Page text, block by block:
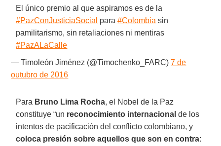
El único premio al que aspiramos es de la
#PazConJusticiaSocial para#Colombia sin
pamilitarismo, sin retaliaciones ni mentiras
#PazALaCalle
— Timoleón Jiménez (@Timochenko_FARC)7 de
outubro de 2016
Para Bruno Lima Rocha, el Nobel de la Paz
constituye “un reconocimiento internacional de los
intentos de pacificación del conflicto colombiano, y
coloca presión sobre aquellos que son en contra: